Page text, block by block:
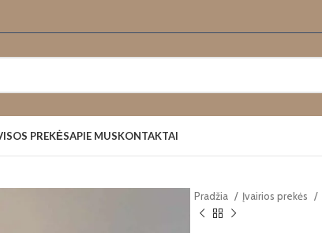
PREKĖSAPIE MUSKONTAKTAI
Pradžia Įvairios prekės